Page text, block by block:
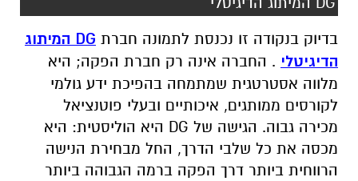
בדיוק בנקודה זו נכנסת לתמונה חברת DG המיתוג
הדיגיטלי . החברה אינה רק חברת הפקה; היא
מלווה אסטרטגית שמתמחה בהפיכת ידע גולמי
לקורסים ממותגים, איכותיים ובעלי פוטנציאל
מכירה גבוה. הגישה של DG היא הוליסטית: היא
מכסה את כל שלבי הדרך, החל מבחירת הנישה
הרווחית ביותר דרך הפקה ברמה הגבוהה ביותר